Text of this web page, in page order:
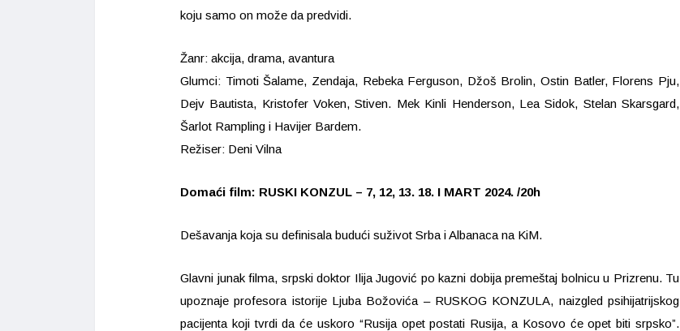
koju samo on može da predvidi.
Žanr: akcija, drama, avantura
Glumci: Timoti Šalame, Zendaja, Rebeka Ferguson, Džoš Brolin, Ostin Batler, Florens Pju,
Dejv Bautista, Kristofer Voken, Stiven. Mek Kinli Henderson, Lea Sidok, Stelan Skarsgard,
Šarlot Rampling i Havijer Bardem.
Režiser: Deni Vilna
Domaći film: RUSKI KONZUL – 7, 12, 13. 18. I MART 2024. /20h
Dešavanja koja su definisala budući suživot Srba i Albanaca na KiM.
Glavni junak filma, srpski doktor Ilija Jugović po kazni dobija premeštaj bolnicu u Prizrenu. Tu
upoznaje profesora istorije Ljuba Božovića – RUSKOG KONZULA, naizgled psihijatrijskog
pacijenta koji tvrdi da će uskoro “Rusija opet postati Rusija, a Kosovo će opet biti srpsko”.